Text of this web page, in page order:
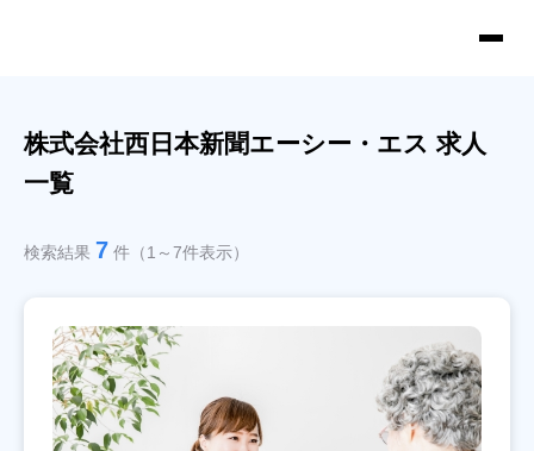
株式会社西日本新聞エーシー・エス 求人
一覧
検索結果 7 件（1～7件表示）